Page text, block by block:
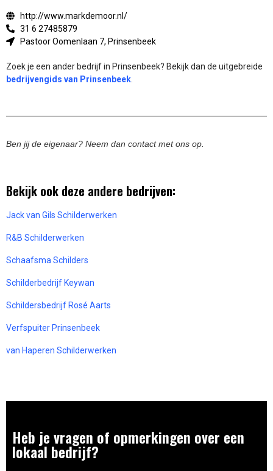
http://www.markdemoor.nl/
31 6 27485879
Pastoor Oomenlaan 7, Prinsenbeek
Zoek je een ander bedrijf in Prinsenbeek? Bekijk dan de uitgebreide
bedrijvengids van Prinsenbeek
Ben jij de eigenaar? Neem dan contact met ons op.
Bekijk ook deze andere bedrijven:
Jack van Gils Schilderwerken
R&B Schilderwerken
Schaafsma Schilders
Schilderbedrijf Keywan
Schildersbedrijf Rosé Aarts
Verfspuiter Prinsenbeek
van Haperen Schilderwerken
Heb je vragen of opmerkingen over een
lokaal bedrijf?